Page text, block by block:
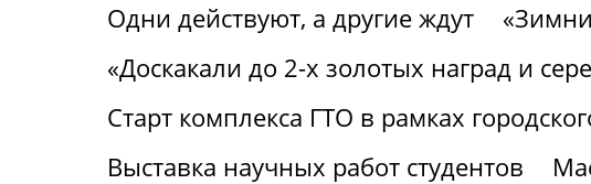
Одни действуют, а другие ждут
«Доскакали до 2-х золотых наград и
Старт комплекса ГТО в рамках
Выставка научных работ студентов